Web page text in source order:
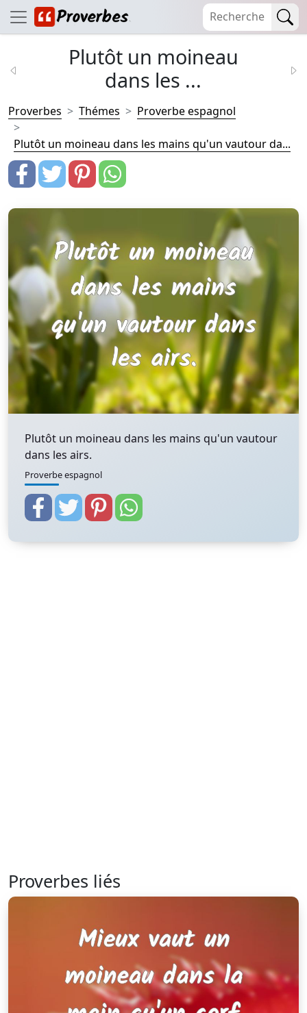
Plutôt un moineau
dans les ...
Proverbes Thémes Proverbe espagnol
Plutôt un moineau dans les mains qu'un vautour da...
Plutôt un moineau dans les mains qu'un vautour
dans les airs.
Proverbe espagnol
Proverbes liés